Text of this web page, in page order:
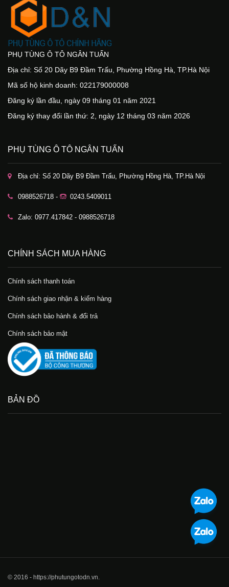
PHỤ TÙNG Ô TÔ NGÂN TUẤN
Địa chỉ: Số 20 Dãy B9 Đầm Trấu, Phường Hồng Hà, TP.Hà Nội
Mã số hộ kinh doanh: 022179000008
Đăng ký lần đầu, ngày 09 tháng 01 năm 2021
Đăng ký thay đổi lần thứ: 2, ngày 12 tháng 03 năm 2026
PHỤ TÙNG Ô TÔ NGÂN TUẤN
Địa chỉ: Số 20 Dãy B9 Đầm Trấu, Phường Hồng Hà, TP.Hà Nội
0988526718 - 0243.5409011
Zalo: 0977.417842 - 0988526718
CHÍNH SÁCH MUA HÀNG
Chính sách thanh toán
Chính sách giao nhận & kiểm hàng
Chính sách bảo hành & đổi trả
Chính sách bảo mật
BẢN ĐỒ
© 2016 - https://phutungotodn.vn.